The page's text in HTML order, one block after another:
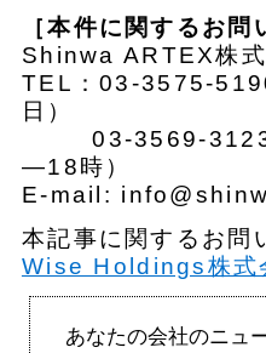
［本件に関するお問
Shinwa ARTEX株
TEL：03-3575-
日）
03-3569-3123
―18時）
E-mail:
本記事に関するお問
Wise Holdings株式
あなたの会社のニュ